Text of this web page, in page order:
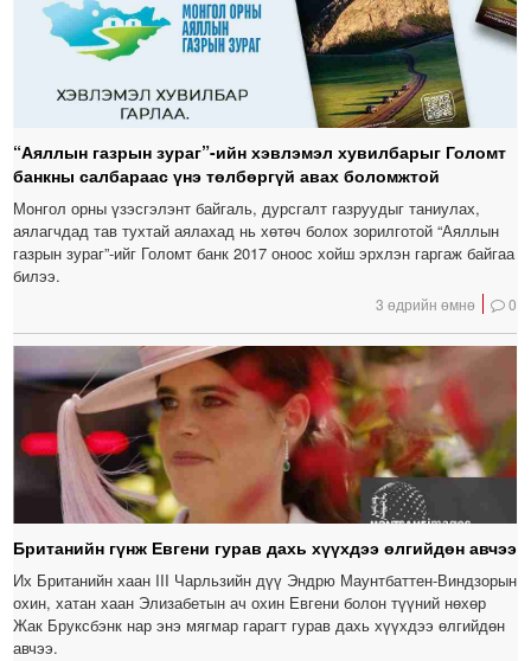
“Аяллын газрын зураг”-ийн хэвлэмэл хувилбарыг Голомт
банкны салбараас үнэ төлбөргүй авах боломжтой
Монгол орны үзэсгэлэнт байгаль, дурсгалт газруудыг таниулах,
аялагчдад тав тухтай аялахад нь хөтөч болох зорилготой “Аяллын
газрын зураг”-ийг Голомт банк 2017 оноос хойш эрхлэн гаргаж байгаа
билээ.
3 өдрийн өмнө 0
Британийн гүнж Евгени гурав дахь хүүхдээ өлгийдөн авчээ
Их Британийн хаан III Чарльзийн дүү Эндрю Маунтбаттен-Виндзорын
охин, хатан хаан Элизабетын ач охин Евгени болон түүний нөхөр
Жак Бруксбэнк нар энэ мягмар гарагт гурав дахь хүүхдээ өлгийдөн
авчээ.